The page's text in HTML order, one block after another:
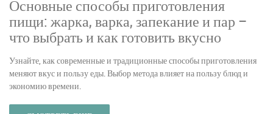
Основные способы приготовления
пищи: жарка, варка, запекание и пар –
что выбрать и как готовить вкусно
Узнайте, как современные и традиционные способы приготовления
меняют вкус и пользу еды. Выбор метода влияет на пользу блюд и
экономию времени.